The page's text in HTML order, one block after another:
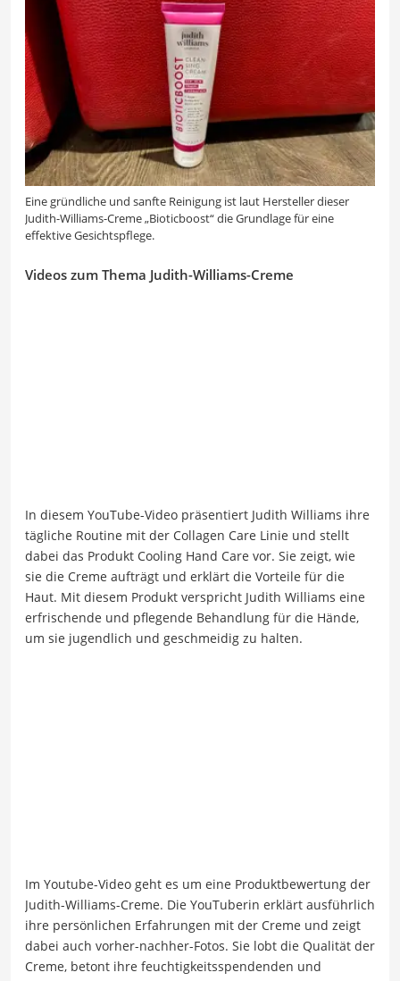
Eine gründliche und sanfte Reinigung ist laut Hersteller dieser
Judith-Williams-Creme „Bioticboost“ die Grundlage für eine
effektive Gesichtspflege.
Videos zum Thema Judith-Williams-Creme
In diesem YouTube-Video präsentiert Judith Williams ihre
tägliche Routine mit der Collagen Care Linie und stellt
dabei das Produkt Cooling Hand Care vor. Sie zeigt, wie
sie die Creme aufträgt und erklärt die Vorteile für die
Haut. Mit diesem Produkt verspricht Judith Williams eine
erfrischende und pflegende Behandlung für die Hände,
um sie jugendlich und geschmeidig zu halten.
Im Youtube-Video geht es um eine Produktbewertung der
Judith-Williams-Creme. Die YouTuberin erklärt ausführlich
ihre persönlichen Erfahrungen mit der Creme und zeigt
dabei auch vorher-nachher-Fotos. Sie lobt die Qualität der
Creme, betont ihre feuchtigkeitsspendenden und